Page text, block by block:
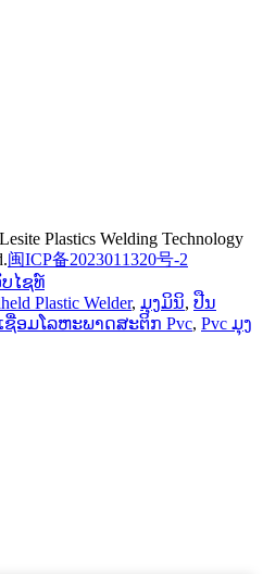
Plastics Welding Technology
闽ICP备2023011320号-2
ໄຊທ໌
Plastic Welder, ມຸງມິນິ, ປືນ
ຊື່ອມໂລຫະພາດສະຕິກ Pvc, Pvc ມຸງ